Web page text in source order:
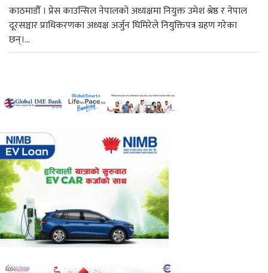
काठमाडौँ । प्रेस काउन्सिल नेपालको अध्यक्षमा नियुक्त उमेश श्रेष्ठ र नेपाल
दूरसञ्चार प्राधिकरणका अध्यक्ष अर्जुन घिमिरेले नियुक्तिपत्र ग्रहण गरेका
छन्।...